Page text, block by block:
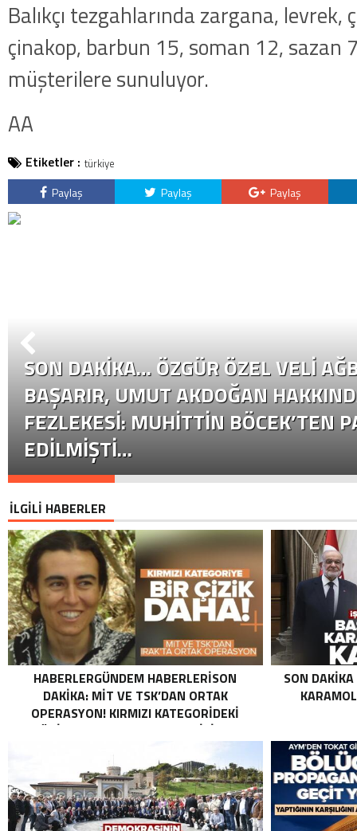
Balıkçı tezgahlarında zargana,
çinakop, barbun 15, soman 12, sazan
müşterilere sunuluyor.
AA
Etiketler : türkiye
Paylaş Paylaş Paylaş
SON DAKİKA… ÖZGÜR ÖZEL VELI
BAŞARIR, UMUT AKDOĞAN
FEZLEKESI: MUHITTIN BÖCEK’TEN
EDILMIŞTI…
İLGİLİ HABERLER
HABERLERGÜNDEM HABERLERISON
DAKIKA: MİT VE TSK’DAN ORTAK
OPERASYON! KIRMIZI KATEGORIDEKI
TERÖRIST NAZLI TAŞPINAR ETKISIZ HALE
ORTAK OPERASYON! KIRMIZI
KATEGORIDEKI TERÖRIST NAZLI
TAŞPINAR ETKISIZ HALE GETIRILDI .
SON